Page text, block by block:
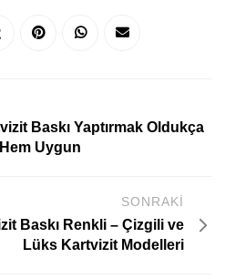
Baskı Yaptırmak Oldukça
Uygun
SONRAKI
Baskı Renkli – Çizgili ve
Lüks Kartvizit Modelleri